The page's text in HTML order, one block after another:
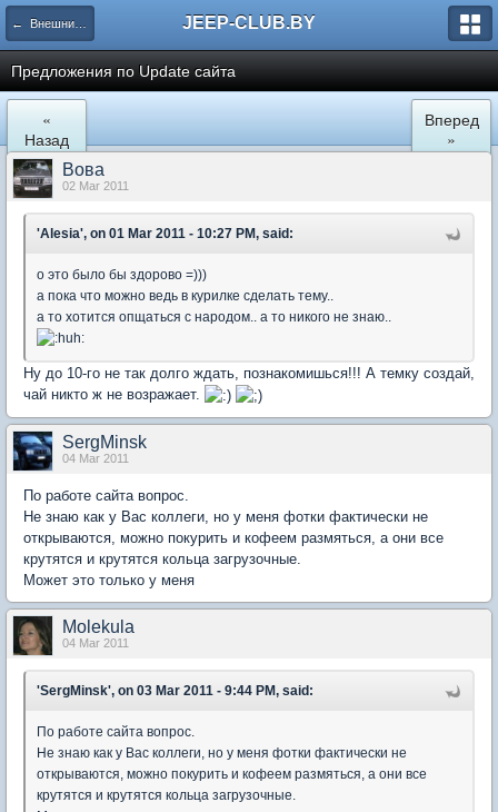
← Внешний вид и удобство форума JEEP-CLUB.BY
Предложения по Update сайта
«
Назад
Вперед
»
Вова
02 Mar 2011
'Alesia', on 01 Mar 2011 - 10:27 PM, said:
о это было бы здорово =)))
а пока что можно ведь в курилке сделать тему..
а то хотится опщаться с народом.. а то никого не знаю..
Ну до 10-го не так долго ждать, познакомишься!!! А темку создай,
чай никто ж не возражает.
SergMinsk
04 Mar 2011
По работе сайта вопрос.
Не знаю как у Вас коллеги, но у меня фотки фактически не
открываются, можно покурить и кофеем размяться, а они все
крутятся и крутятся кольца загрузочные.
Может это только у меня
Molekula
04 Mar 2011
'SergMinsk', on 03 Mar 2011 - 9:44 PM, said:
По работе сайта вопрос.
Не знаю как у Вас коллеги, но у меня фотки фактически не
открываются, можно покурить и кофеем размяться, а они все
крутятся и крутятся кольца загрузочные.